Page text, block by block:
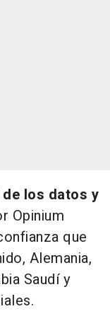
los datos y
Opinium
que
Alemania,
Saudí y